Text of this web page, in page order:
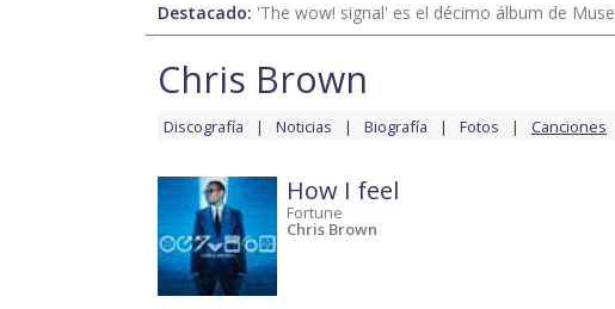
Destacado: 'The wow! signal' es el décimo álbum de Muse
Chris Brown
Discografía Noticias Biografía Fotos Canciones
How I feel
Fortune
Chris Brown